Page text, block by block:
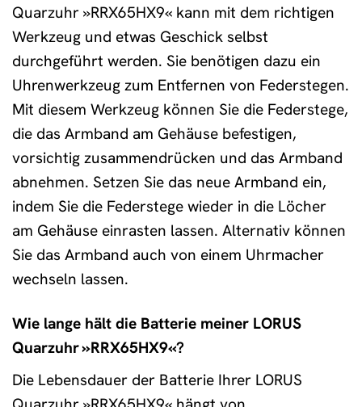
Quarzuhr »RRX65HX9« kann mit dem richtigen
Werkzeug und etwas Geschick selbst
durchgeführt werden. Sie benötigen dazu ein
Uhrenwerkzeug zum Entfernen von Federstegen.
Mit diesem Werkzeug können Sie die Federstege,
die das Armband am Gehäuse befestigen,
vorsichtig zusammendrücken und das Armband
abnehmen. Setzen Sie das neue Armband ein,
indem Sie die Federstege wieder in die Löcher
am Gehäuse einrasten lassen. Alternativ können
Sie das Armband auch von einem Uhrmacher
wechseln lassen.
Wie lange hält die Batterie meiner LORUS
Quarzuhr »RRX65HX9«?
Die Lebensdauer der Batterie Ihrer LORUS